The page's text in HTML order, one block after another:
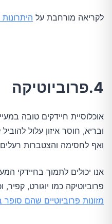
לקריאה מורחבת על
4.פרוביוטיקה
אוכלוסיית חיידקים טובה
ובריא, חוסר איזון עלול
ואף לחסימה והצטברות
אנו יכולים לתמוך בחיידקי
פרוביוטיקה כמו יוגורט,
מזונות פרוביוטיים שהם סופר